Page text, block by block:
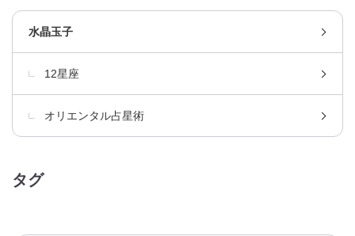
水晶玉子
12星座
オリエンタル占星術
タグ